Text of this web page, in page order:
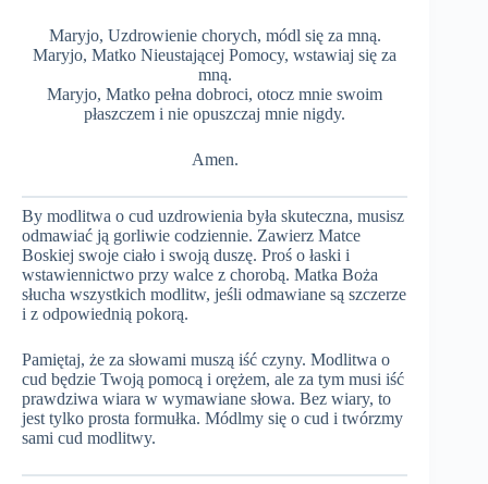
Maryjo, Uzdrowienie chorych, módl się za mną.
Maryjo, Matko Nieustającej Pomocy, wstawiaj się za
mną.
Maryjo, Matko pełna dobroci, otocz mnie swoim
płaszczem i nie opuszczaj mnie nigdy.
Amen.
By modlitwa o cud uzdrowienia była skuteczna, musisz
odmawiać ją gorliwie codziennie. Zawierz Matce
Boskiej swoje ciało i swoją duszę. Proś o łaski i
wstawiennictwo przy walce z chorobą. Matka Boża
słucha wszystkich modlitw, jeśli odmawiane są szczerze
i z odpowiednią pokorą.
Pamiętaj, że za słowami muszą iść czyny. Modlitwa o
cud będzie Twoją pomocą i orężem, ale za tym musi iść
prawdziwa wiara w wymawiane słowa. Bez wiary, to
jest tylko prosta formułka. Módlmy się o cud i twórzmy
sami cud modlitwy.